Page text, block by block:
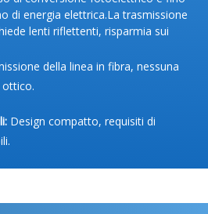
di energia elettrica.La trasmissione
lenti riflettenti, risparmia sui
della linea in fibra, nessuna
Design compatto, requisiti di